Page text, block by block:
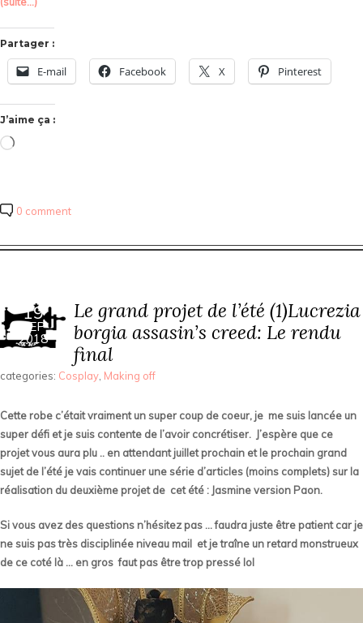
Partager :
E-mail Facebook X Pinterest
J’aime ça :
Chargement…
0 comment
19
SEP
2018
Le grand projet de l’été (1)Lucrezia
borgia assasin’s creed: Le rendu
final
categories: Cosplay Making off
Cette robe c’était vraiment un super coup de coeur, je me suis lancée un
super défi et je suis contente de l’avoir concrétiser. J’espère que ce
projet vous aura plu .. en attendant juillet prochain et le prochain grand
sujet de l’été je vais continuer une série d’articles (moins complets) sur la
réalisation du deuxième projet de cet été : Jasmine version Paon.
Si vous avez des questions n’hésitez pas … faudra juste être patient car je
ne suis pas très disciplinée niveau mail et je traîne un retard monstrueux
de ce coté là … en gros faut pas être trop pressé lol